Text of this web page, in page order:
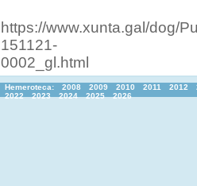
https://www.xunta.gal/dog/
151121-
0002_gl.html
Hemeroteca: 2008 2009 2010 2011 2012
2022
2023 2024 2025 2026